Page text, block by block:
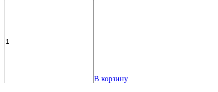
В корзину